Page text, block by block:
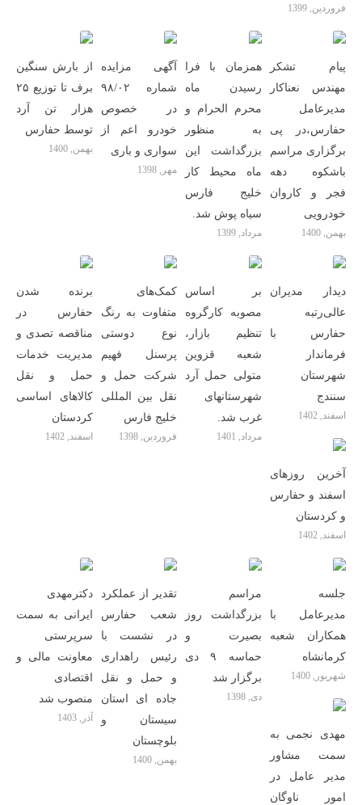
فروردین, 1399
از بارش سنگین
برف تا توزیع ۲۵
هزار تن آرد
توسط حفارس
بهمن, 1400
آگهی مزایده
شماره ۹۸/۰۲
در خصوص
خودرو اعم از
سواری و باری
مهر, 1398
همزمان با فرا
رسیدن ماه
محرم الحرام و
به منظور
بزرگداشت این
ماه محیط کار
خلیج فارس
سیاه پوش شد.
مرداد, 1399
پیام تشکر
مهندس نعناکار
مدیرعامل
حفارس،در پی
برگزاری مراسم
باشکوه دهه
فجر و کاروان
خودرویی
بهمن, 1400
برنده شدن
حفارس در
مناقصه تصدی و
مدیریت خدمات
حمل و نقل
کالاهای اساسی
کردستان
اسفند, 1402
کمک‌های
متفاوت به رنگ
نوع دوستی
پرسنل فهیم
شرکت حمل و
نقل بین المللی
خلیج فارس
فروردین, 1398
بر اساس
مصوبه کارگروه
تنظیم بازار،
شعبه قزوین
متولی حمل آرد
شهرستانهای
غرب شد.
مرداد, 1401
دیدار مدیران
عالی‌رتبه
حفارس با
فرماندار
شهرستان
سنندج
اسفند, 1402
آخرین روزهای
اسفند و حفارس
و کردستان
اسفند, 1402
دکترمهدی
ایرانی به سمت
سرپرستی
معاونت مالی و
اقتصادی
منصوب شد
آذر, 1403
تقدیر از عملکرد
شعب حفارس
در نشست با
رئیس راهداری
و حمل و نقل
جاده ای استان
سیستان و
بلوچستان
بهمن, 1400
مراسم
بزرگداشت روز
بصیرت و
حماسه ۹ دی
برگزار شد
دی, 1398
جلسه
مدیرعامل با
همکاران شعبه
کرمانشاه
شهریور, 1400
مهدی نجمی به
سمت مشاور
مدیر عامل در
امور ناوگان